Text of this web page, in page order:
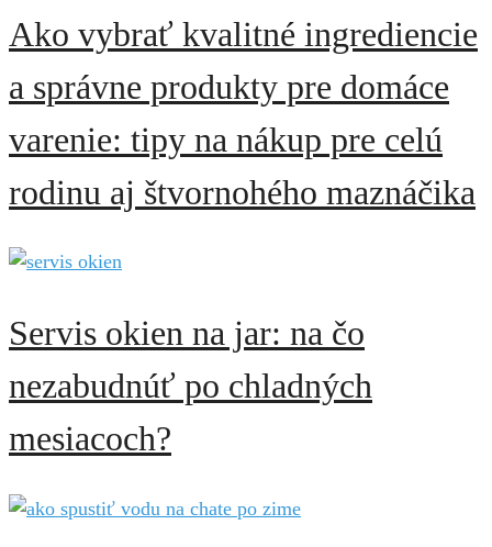
Ako vybrať kvalitné ingrediencie
a správne produkty pre domáce
varenie: tipy na nákup pre celú
rodinu aj štvornohého maznáčika
Servis okien na jar: na čo
nezabudnúť po chladných
mesiacoch?